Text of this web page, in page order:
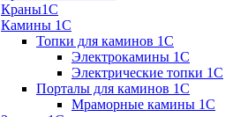
Краны1С
Камины 1C
Топки для каминов 1C
Электрокамины 1С
Электрические топки 1C
Порталы для каминов 1С
Мраморные камины 1C